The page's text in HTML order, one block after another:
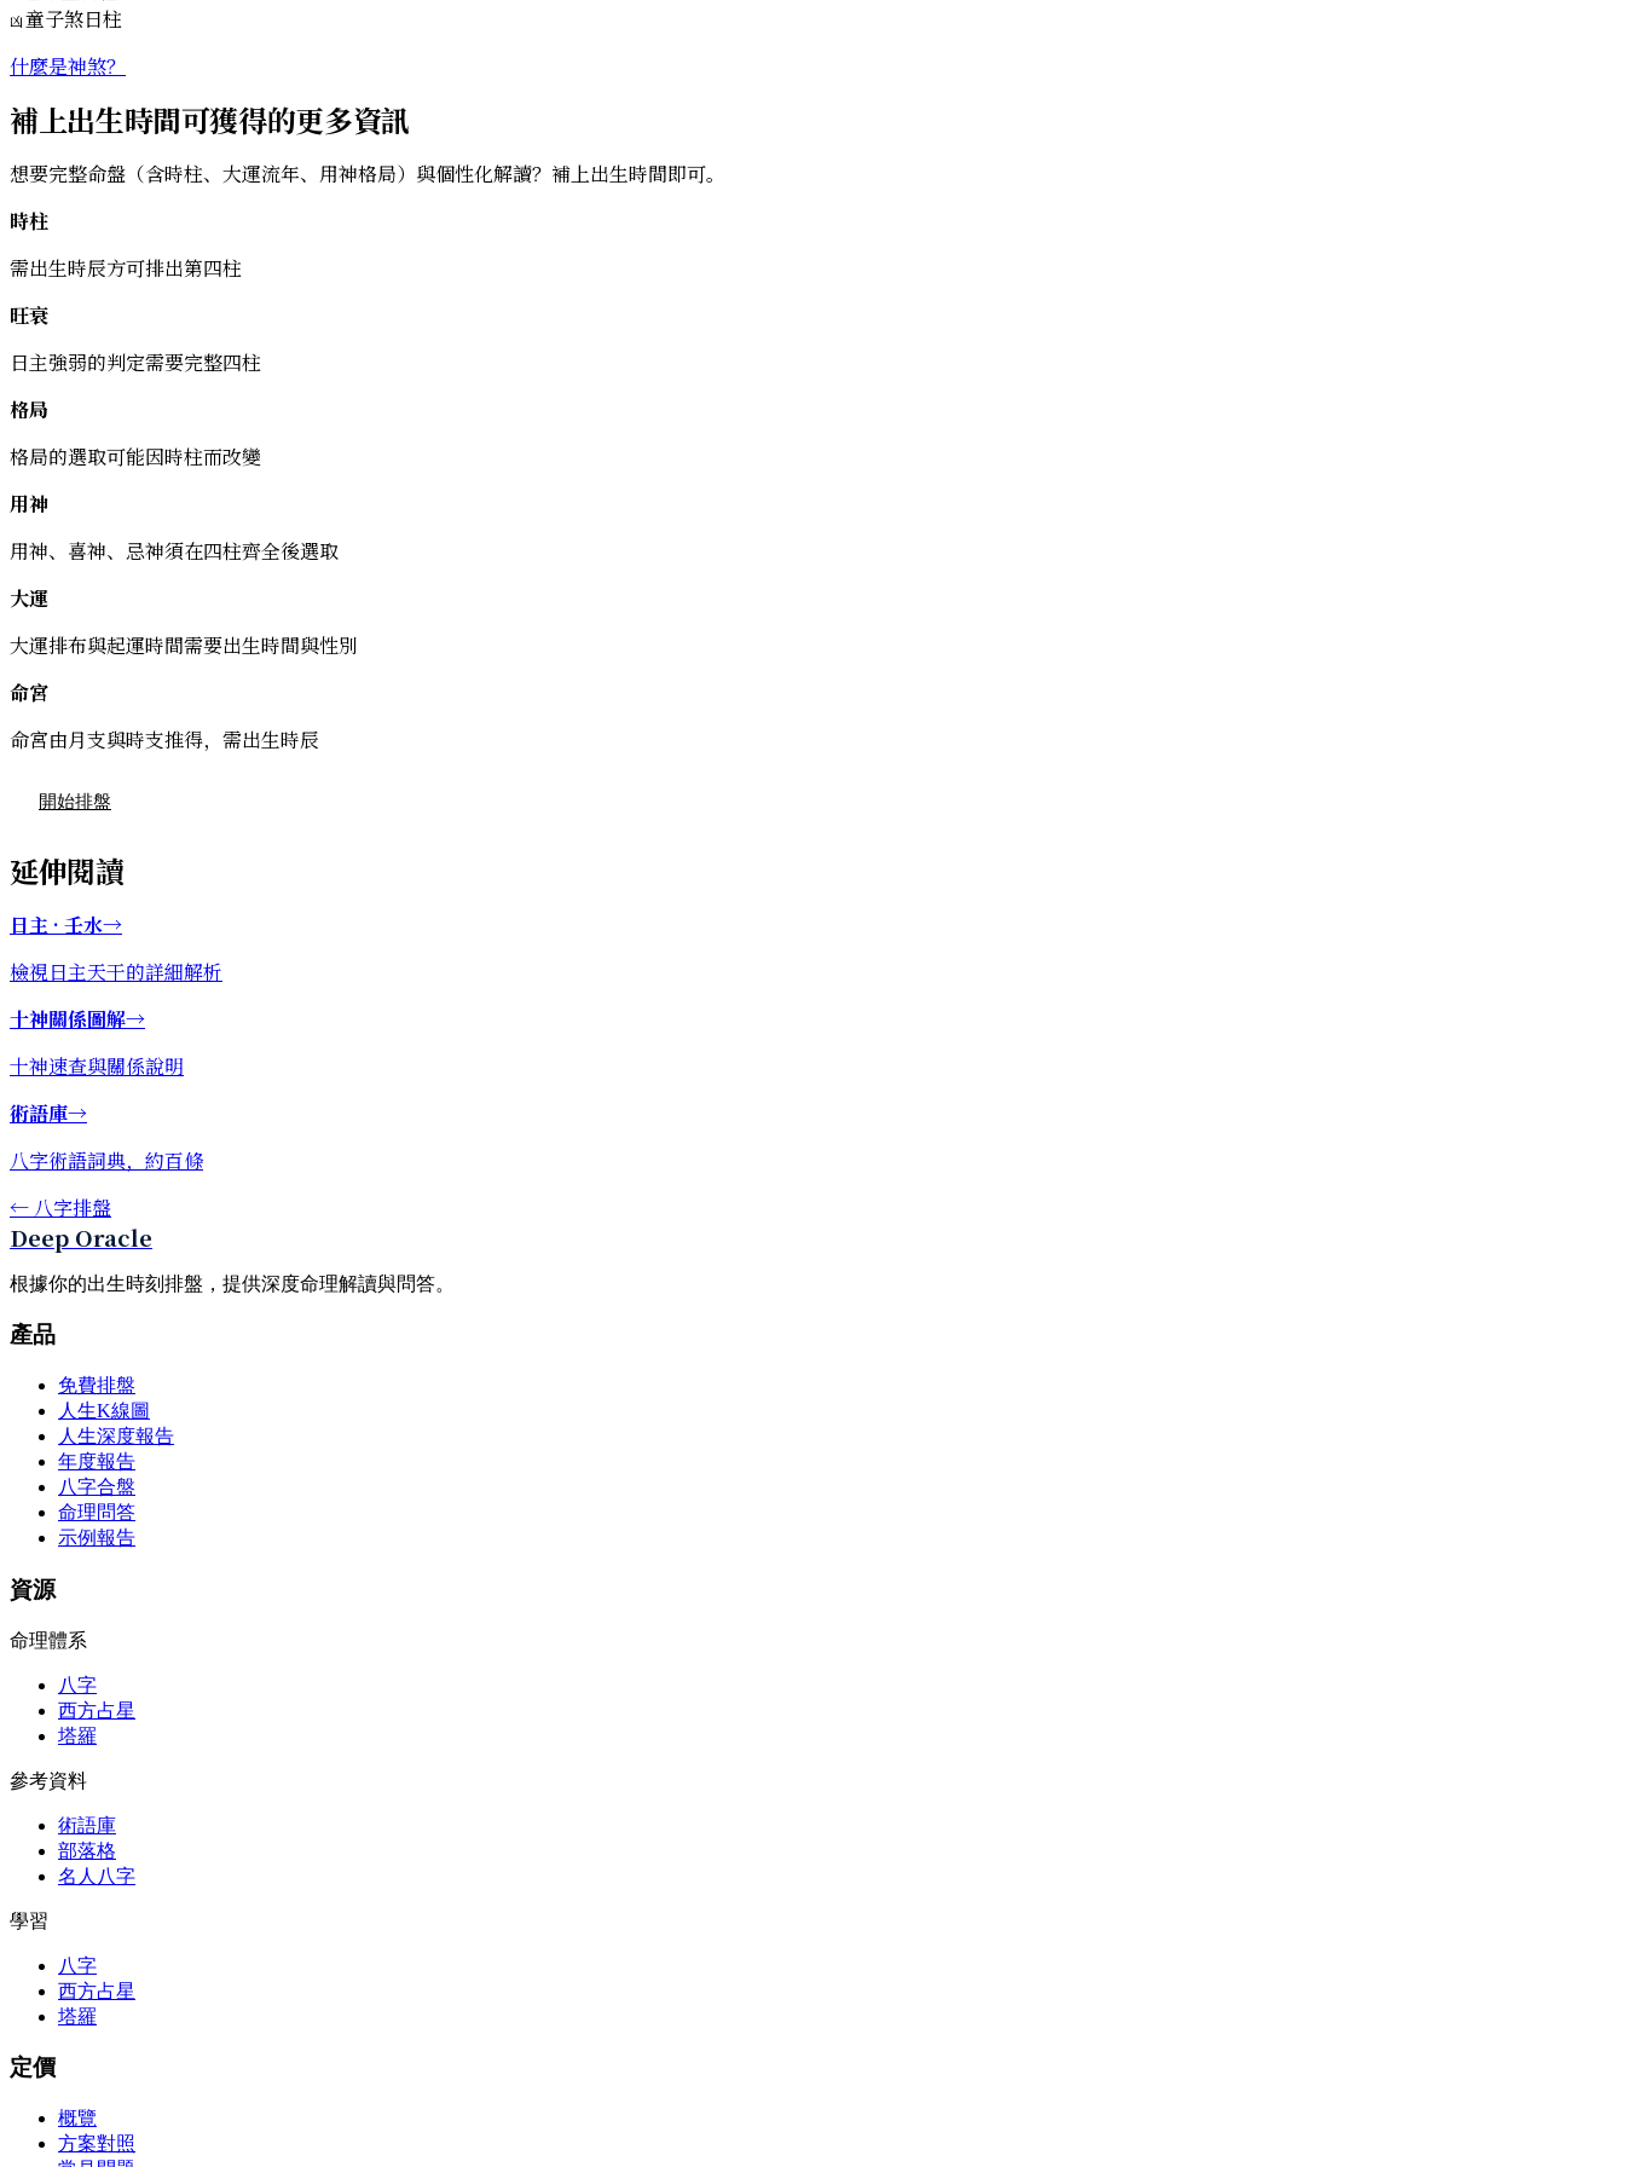
凶童子煞日柱
什麼是神煞？
補上出生時間可獲得的更多資訊
想要完整命盤（含時柱、大運流年、用神格局）與個性化解讀？補上出生時間即可。
時柱
需出生時辰方可排出第四柱
旺衰
日主強弱的判定需要完整四柱
格局
格局的選取可能因時柱而改變
用神
用神、喜神、忌神須在四柱齊全後選取
大運
大運排布與起運時間需要出生時間與性別
命宮
命宮由月支與時支推得，需出生時辰
開始排盤
延伸閱讀
日主 · 壬水→
檢視日主天干的詳細解析
十神關係圖解→
十神速查與關係說明
術語庫→
八字術語詞典，約百條
← 八字排盤
Deep Oracle
根據你的出生時刻排盤，提供深度命理解讀與問答。
產品
免費排盤
人生K線圖
人生深度報告
年度報告
八字合盤
命理問答
示例報告
資源
命理體系
八字
西方占星
塔羅
參考資料
術語庫
部落格
名人八字
學習
八字
西方占星
塔羅
定價
概覽
方案對照